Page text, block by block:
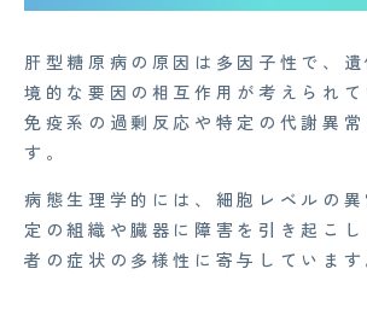
肝型糖原病の原因は多因子性で、
境的な要因の相互作用が考えられて
免疫系の過剰反応や特定の代謝異
す。
病態生理学的には、細胞レベルの
定の組織や臓器に障害を引き起こ
者の症状の多様性に寄与しています